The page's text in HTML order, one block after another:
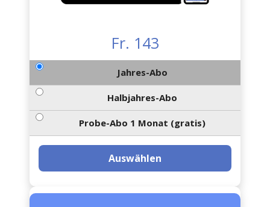
Fr. 143
Jahres-Abo
Halbjahres-Abo
Probe-Abo 1 Monat (gratis)
Auswählen